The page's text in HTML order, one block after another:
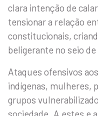
clara intenção de
tensionar a relação
constitucionais,
beligerante no seio
Ataques ofensivos
indígenas, mulheres,
grupos